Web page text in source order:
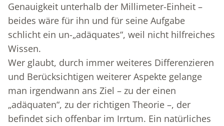
Genauigkeit unterhalb der Millimeter-Einheit –
beides wäre für ihn und für seine Aufgabe
schlicht ein un-„adäquates“, weil nicht hilfreiches
Wissen.
Wer glaubt, durch immer weiteres Differenzieren
und Berücksichtigen weiterer Aspekte gelange
man irgendwann ans Ziel – zu der einen
„adäquaten“, zu der richtigen Theorie –, der
befindet sich offenbar im Irrtum. Ein natürliches